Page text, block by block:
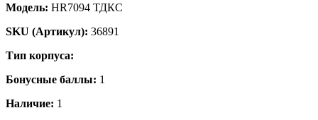
Модель: HR7094 ТДКС
SKU (Артикул): 36891
Тип корпуса:
Бонусные баллы: 1
Наличие: 1